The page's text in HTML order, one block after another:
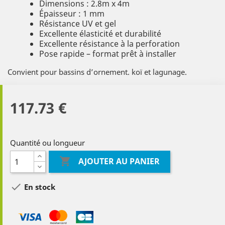
Dimensions : 2.8m x 4m
Épaisseur : 1 mm
Résistance UV et gel
Excellente élasticité et durabilité
Excellente résistance à la perforation
Pose rapide – format prêt à installer
Convient pour bassins d’ornement. koï et lagunage.
117.73 €
Quantité ou longueur
 AJOUTER AU PANIER
 En stock